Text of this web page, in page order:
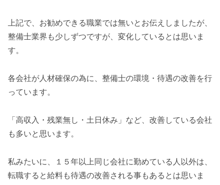
上記で、お勧めできる職業では無いとお伝えしましたが、
整備士業界も少しずつですが、変化しているとは思いま
す。
各会社が人材確保の為に、整備士の環境・待遇の改善を行
っています。
「高収入・残業無し・土日休み」など、改善している会社
も多いと思います。
私みたいに、１５年以上同じ会社に勤めている人以外は、
転職すると給料も待遇の改善される事もあるとは思いま